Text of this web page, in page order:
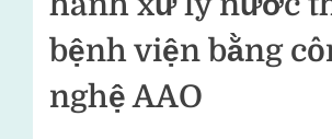
bệnh viện bằng
nghệ AAO